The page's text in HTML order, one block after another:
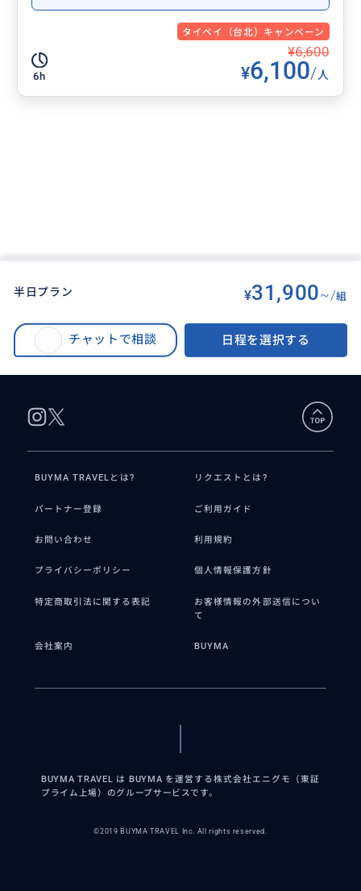
タイペイ（台北）キャンペーン
6h
¥6,600
¥6,100/人
半日プラン ¥31,900~/組
チャットで相談 日程を選択する
【貸切】宜蘭フォトジェニックツアー 蘭陽博物館+烏石港+宜蘭駅観光 東台
湾へ日帰りで！＜日本語ドライバー／台北発＞
BUYMA TRAVELとは? リクエストとは?
パートナー登録 ご利用ガイド
お問い合わせ 利用規約
プライバシーポリシー 個人情報保護方針
特定商取引法に関する表記
お客様情報の外部送信につい
て
会社案内 BUYMA
BUYMA TRAVEL は BUYMA を運営する株式会社エニグモ（東証
プライム上場）のグループサービスです。
©2019 BUYMA TRAVEL Inc. All rights reserved.